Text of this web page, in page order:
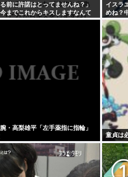
前に許諾はとってませんね？」
までこれからキスしますなんて
たので」
イスラ
めね？
・高梨雄平「左手薬指に指輪」
童貞は